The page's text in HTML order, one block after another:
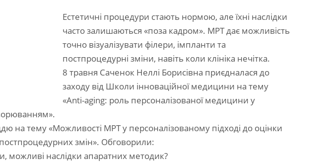
Естетичні процедури стають нормою, але їхні наслідки
часто залишаються «поза кадром». МРТ дає можливість
точно візуалізувати філери, імпланти та
постпроцедурні зміни, навіть коли клініка нечітка.
8 травня Саченок Неллі Борисівна приєдналася до
заходу від Школи інноваційної медицини на тему
«Anti-aging: роль персоналізованої медицини у
на тему «Можливості МРТ у персоналізованому підході до оцінки
змін». Обговорили:
можливі наслідки апаратних методик?